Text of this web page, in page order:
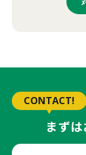
CONTACT!
まず